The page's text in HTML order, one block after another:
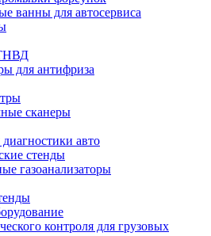
ванны для автосервиса
для антифриза
сканеры
авто
стенды
газоанализаторы
контроля для грузовых